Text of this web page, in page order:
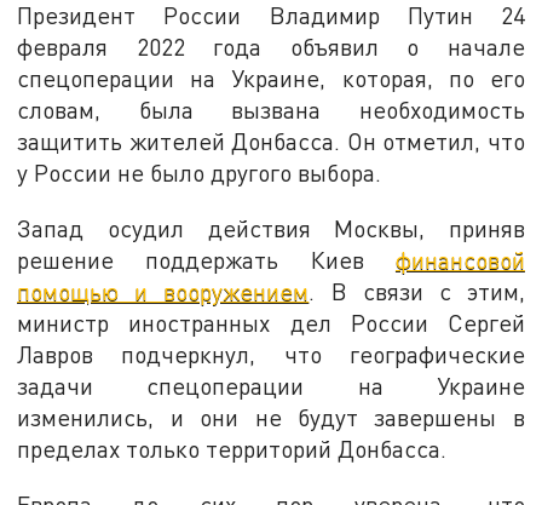
Президент России Владимир Путин 24
февраля 2022 года объявил о начале
спецоперации на Украине, которая, по его
словам, была вызвана необходимость
защитить жителей Донбасса. Он отметил, что
у России не было другого выбора.
Запад осудил действия Москвы, приняв
решение поддержать Киев финансовой
помощью и вооружением. В связи с этим,
министр иностранных дел России Сергей
Лавров подчеркнул, что географические
задачи спецоперации на Украине
изменились, и они не будут завершены в
пределах только территорий Донбасса.